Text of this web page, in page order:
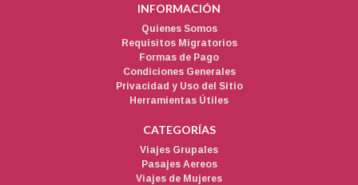
INFORMACIÓN
Quienes Somos
Requisitos Migratorios
Formas de Pago
Condiciones Generales
Privacidad y Uso del Sitio
Herramientas Útiles
CATEGORÍAS
Viajes Grupales
Pasajes Aereos
Viajes de Mujeres